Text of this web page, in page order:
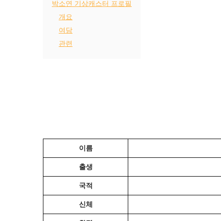
박소연 기상캐스터 프로필
개요
여담
관련
이름
출생
국적
신체